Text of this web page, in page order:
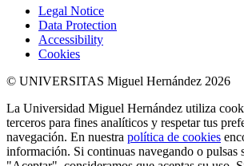
Legal Notice
Data Protection
Accessibility
Cookies
© UNIVERSITAS Miguel Hernández 2026
La Universidad Miguel Hernández utiliza
terceros para fines analíticos y respetar tus
navegación. En nuestra política de cookies
información. Si continuas navegando o pulsas